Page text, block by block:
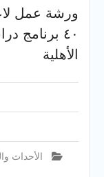
ورشة عمل
٤٠
الأهلية
الأحداث